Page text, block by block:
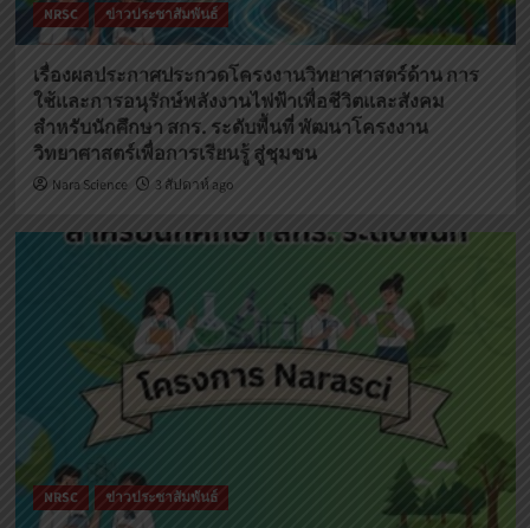
NRSC ข่าวประชาสัมพันธ์
เรื่องผลประกาศประกวดโครงงานวิทยาศาสตร์ด้าน การ
ใช้และการอนุรักษ์พลังงานไฟฟ้าเพื่อชีวิตและสังคม
สำหรับนักศึกษา สกร. ระดับพื้นที่ พัฒนาโครงงาน
วิทยาศาสตร์เพื่อการเรียนรู้ สู่ชุมชน
Nara Science 3 สัปดาห์ ago
NRSC ข่าวประชาสัมพันธ์